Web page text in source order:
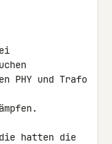
PHY und Trafo
die hatten die